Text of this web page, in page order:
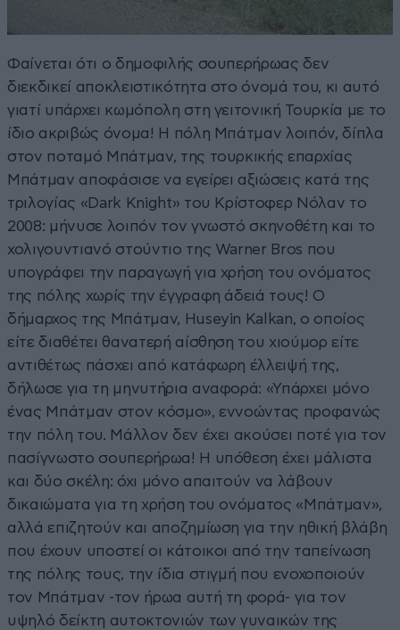
Φαίνεται ότι ο δημοφιλής σουπερήρωας δεν
διεκδικεί αποκλειστικότητα στο όνομά του, κι αυτό
γιατί υπάρχει κωμόπολη στη γειτονική Τουρκία με το
ίδιο ακριβώς όνομα! Η πόλη Μπάτμαν λοιπόν, δίπλα
στον ποταμό Μπάτμαν, της τουρκικής επαρχίας
Μπάτμαν αποφάσισε να εγείρει αξιώσεις κατά της
τριλογίας «Dark Knight» του Κρίστοφερ Νόλαν το
2008: μήνυσε λοιπόν τον γνωστό σκηνοθέτη και το
χολιγουντιανό στούντιο της Warner Bros που
υπογράφει την παραγωγή για χρήση του ονόματος
της πόλης χωρίς την έγγραφη άδειά τους! Ο
δήμαρχος της Μπάτμαν, Huseyin Kalkan, ο οποίος
είτε διαθέτει θανατερή αίσθηση του χιούμορ είτε
αντιθέτως πάσχει από κατάφωρη έλλειψή της,
δήλωσε για τη μηνυτήρια αναφορά: «Υπάρχει μόνο
ένας Μπάτμαν στον κόσμο», εννοώντας προφανώς
την πόλη του. Μάλλον δεν έχει ακούσει ποτέ για τον
πασίγνωστο σουπερήρωα! Η υπόθεση έχει μάλιστα
και δύο σκέλη: όχι μόνο απαιτούν να λάβουν
δικαιώματα για τη χρήση του ονόματος «Μπάτμαν»,
αλλά επιζητούν και αποζημίωση για την ηθική βλάβη
που έχουν υποστεί οι κάτοικοι από την ταπείνωση
της πόλης τους, την ίδια στιγμή που ενοχοποιούν
τον Μπάτμαν -τον ήρωα αυτή τη φορά- για τον
υψηλό δείκτη αυτοκτονιών των γυναικών της